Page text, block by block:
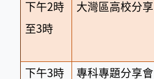
下午2時
至3時
大灣區高校分享
下午3時
專科專題分享會